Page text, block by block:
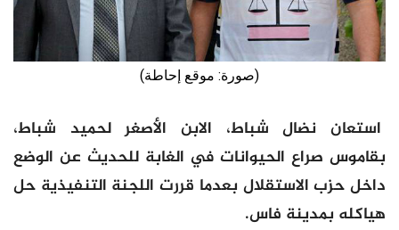
(صورة: موقع إحاطة)
استعان نضال شباط، الابن الأصغر لحميد شباط،
بقاموس صراع الحيوانات في الغابة للحديث عن الوضع
داخل حزب الاستقلال بعدما قررت اللجنة التنفيذية حل
هياكله بمدينة فاس.